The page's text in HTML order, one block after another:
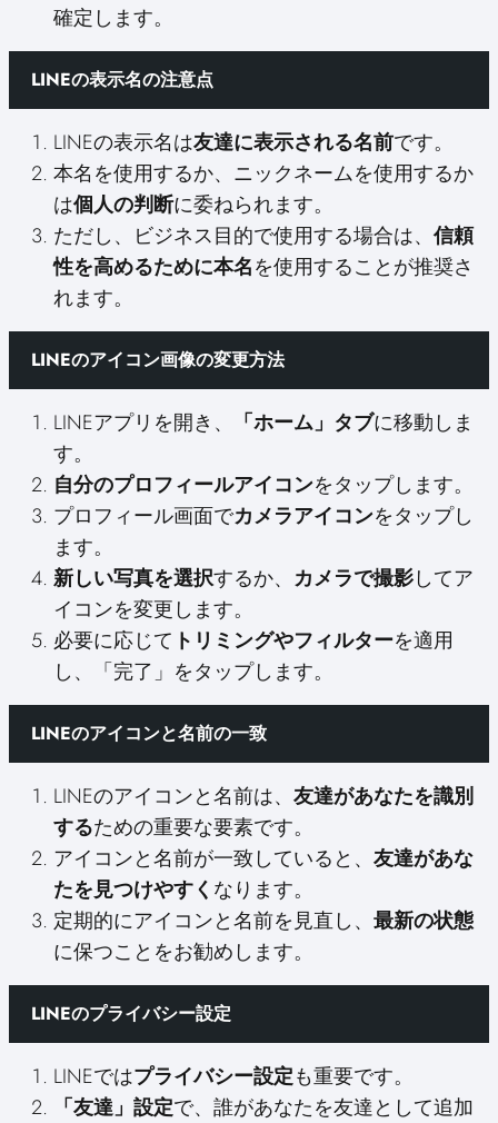
確定します。
LINEの表示名の注意点
LINEの表示名は友達に表示される名前です。
本名を使用するか、ニックネームを使用するか
は個人の判断に委ねられます。
ただし、ビジネス目的で使用する場合は、 信頼
性を高めるために本名を使用することが推奨さ
れます。
LINEのアイコン画像の変更方法
LINEアプリを開き、 「ホーム」タブに移動しま
す。
自分のプロフィールアイコンをタップします。
プロフィール画面でカメラアイコンをタップし
ます。
新しい写真を選択するか、 カメラで撮影してア
イコンを変更します。
必要に応じて トリミングやフィルターを適用
し、「完了」をタップします。
LINEのアイコンと名前の一致
LINEのアイコンと名前は、 友達があなたを識別
するための重要な要素です。
アイコンと名前が一致していると、 友達があな
たを見つけやすく なります。
定期的にアイコンと名前を見直し、 最新の状態
に保つことをお勧めします。
LINEのプライバシー設定
LINEではプライバシー設定も重要です。
「友達」設定で、誰があなたを友達として追加